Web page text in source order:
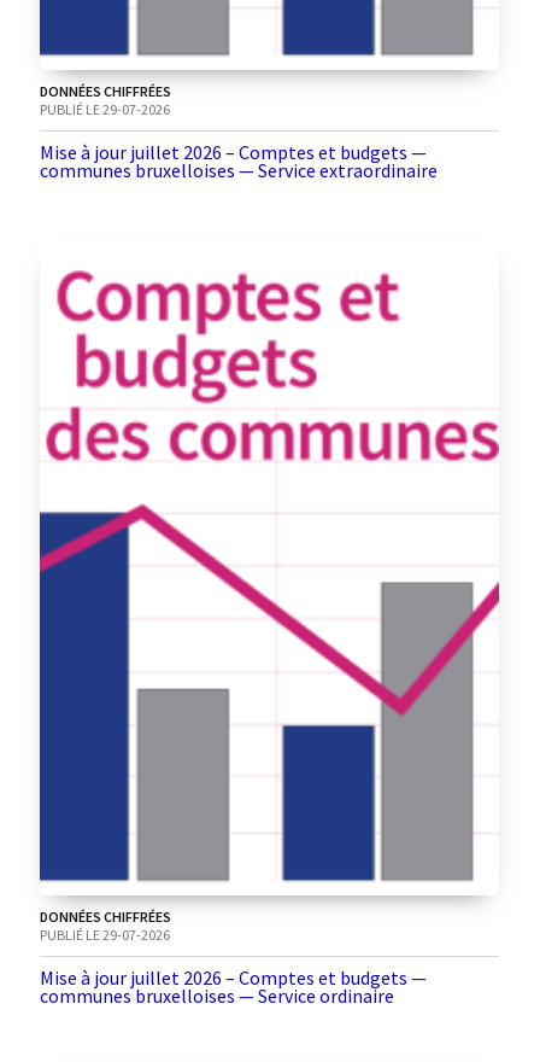
DONNÉES CHIFFRÉES
PUBLIÉ LE 29-07-2026
Mise à jour juillet 2026 – Comptes et budgets —
communes bruxelloises — Service extraordinaire
DONNÉES CHIFFRÉES
PUBLIÉ LE 29-07-2026
Mise à jour juillet 2026 – Comptes et budgets —
communes bruxelloises — Service ordinaire